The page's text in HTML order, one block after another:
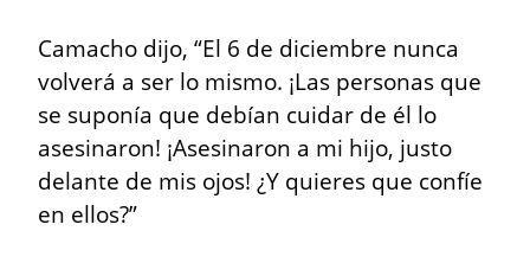
Camacho dijo, “El 6 de diciembre nunca
volverá a ser lo mismo. ¡Las personas que
se suponía que debían cuidar de él lo
asesinaron! ¡Asesinaron a mi hijo, justo
delante de mis ojos! ¿Y quieres que confíe
en ellos?”